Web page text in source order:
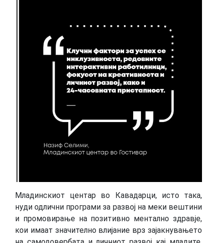
Младинскиот центар во Кавадарци, исто така,
нуди одлични програми за развој на меки вештини
и промовирање на позитивно ментално здравје,
кои имаат значително влијание врз зајакнувањето